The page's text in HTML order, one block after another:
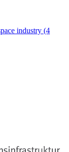
industry (4